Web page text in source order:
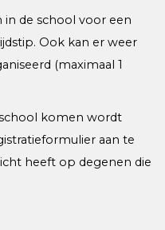
de school voor een
Ook kan er weer
(maximaal 1
komen wordt
aan te
heeft op degenen die